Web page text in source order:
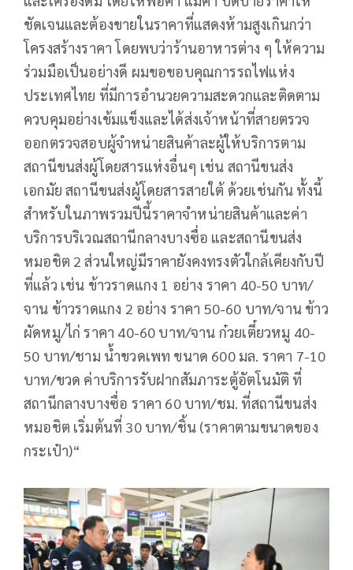
ชัดเจนและต้องขายในราคาที่แสดงห้ามสูงเกินกว่า
โครงสร้างราคา โดยพบว่าร้านอาหารต่าง ๆ ให้ความ
ร่วมมือเป็นอย่างดี ผมขอขอบคุณการรถไฟแห่ง
ประเทศไทย ที่มีการอำนวยความสะดวกและติดตาม
ควบคุมอย่างเข้มแข็งและได้ส่งเจ้าหน้าที่สายตรวจ
ออกตรวจสอบผู้จำหน่ายสินค้าละผู้ให้บริการตาม
สถานีขนส่งผู้โดยสารแห่งอื่นๆ เช่น สถานีขนส่ง
เอกมัย สถานีขนส่งผู้โดยสารสายใต้ ด้วยเช่นกัน ทั้งนี้
สำหรับในภาพรวมปีนี้ราคาจำหน่ายสินค้าและค่า
บริการบริเวณสถานีกลางบางซื่อ และสถานีขนส่ง
หมอชิต 2 ส่วนใหญ่มีราคายังคงทรงตัวใกล้เคียงกับปี
ที่แล้ว เช่น ข้าวราดแกง 1 อย่าง ราคา 40-50 บาท/
จาน ข้าวราดแกง 2 อย่าง ราคา 50-60 บาท/จาน ข้าว
ผัดหมู/ไก่ ราคา 40-60 บาท/จาน ก๋วยเตี๋ยวหมู 40-
50 บาท/ชาม น้ำขวดเพท ขนาด 600 มล. ราคา 7-10
บาท/ขวด ค่าบริการรับฝากสัมภาระตู้อัตโนมัติ ที่
สถานีกลางบางซื่อ ราคา 60 บาท/ชม. ที่สถานีขนส่ง
หมอชิต เริ่มต้นที่ 30 บาท/ชิ้น (ราคาตามขนาดของ
กระเป๋า)“